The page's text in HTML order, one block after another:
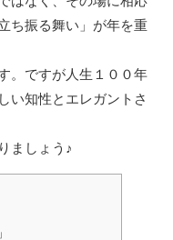
ち振る舞い」が年を重
。ですが人生１００年
い知性とエレガントさ
ましょう♪